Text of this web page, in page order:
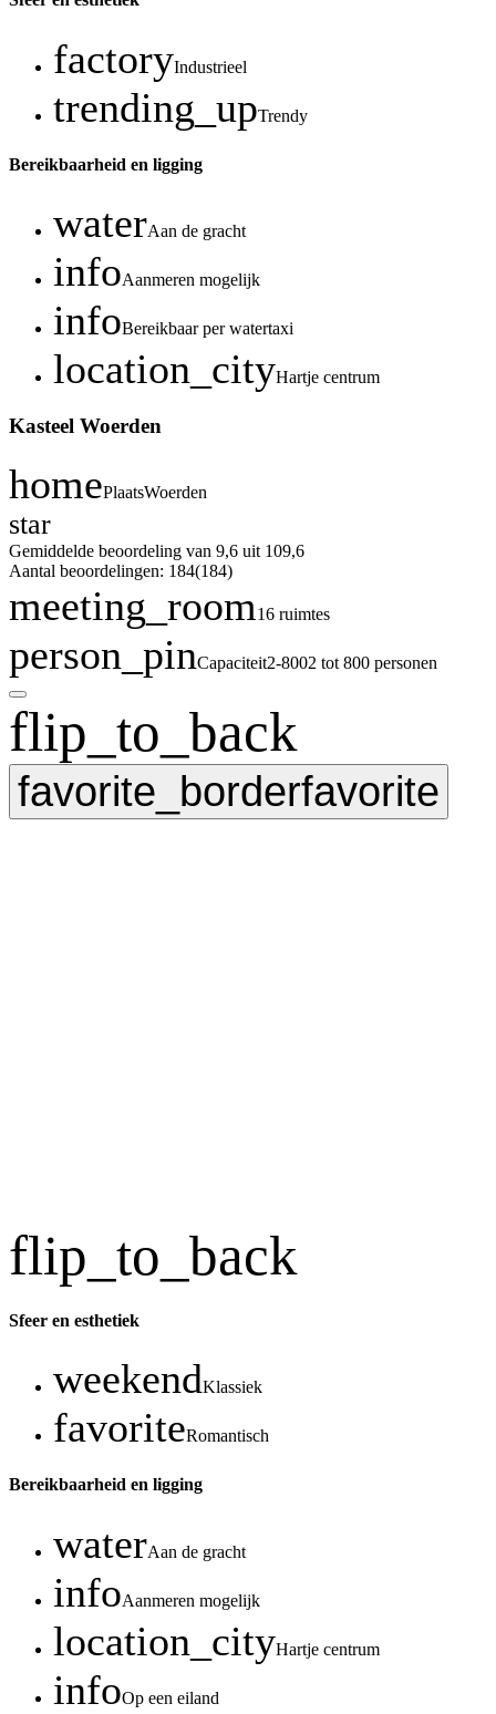
factoryIndustrieel
trending_upTrendy
Bereikbaarheid en ligging
waterAan de gracht
infoAanmeren mogelijk
infoBereikbaar per watertaxi
location_cityHartje centrum
Kasteel Woerden
homePlaatsWoerden
star
Gemiddelde beoordeling van 9,6 uit 109,6
Aantal beoordelingen: 184(184)
meeting_room16 ruimtes
person_pinCapaciteit2-8002 tot 800 personen
flip_to_back
favorite_borderfavorite
flip_to_back
Sfeer en esthetiek
weekendKlassiek
favoriteRomantisch
Bereikbaarheid en ligging
waterAan de gracht
infoAanmeren mogelijk
location_cityHartje centrum
infoOp een eiland